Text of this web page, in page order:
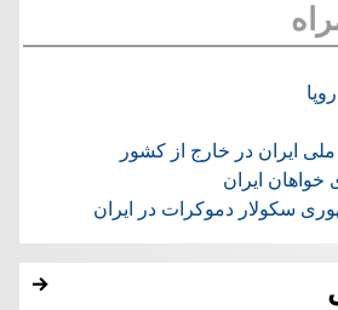
ایران در خارج از کشور
ایران
سکولار دموکرات در ایران